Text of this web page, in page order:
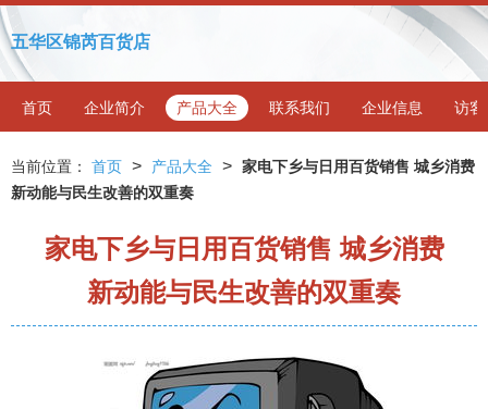
五华区锦芮百货店
首页 企业简介 产品大全 联系我们 企业信息 访客
当前位置： 首页 > 产品大全 > 家电下乡与日用百货销售 城乡消费
新动能与民生改善的双重奏
家电下乡与日用百货销售 城乡消费
新动能与民生改善的双重奏